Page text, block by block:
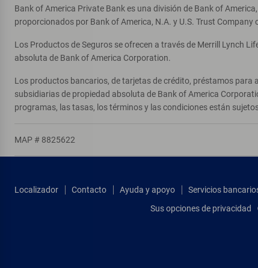
Bank of America Private Bank es una división de Bank of
proporcionados por Bank of America, N.A. y U.S. Trust
Los Productos de Seguros se ofrecen a través de Merrill Lynch
absoluta de Bank of America Corporation.
Los productos bancarios, de tarjetas de crédito, préstamos para
subsidiarias de propiedad absoluta de Bank of America
programas, las tasas, los términos y las condiciones están
MAP # 8825622
Localizador Contacto Ayuda y apoyo Servicios
Sus opciones de privacidad